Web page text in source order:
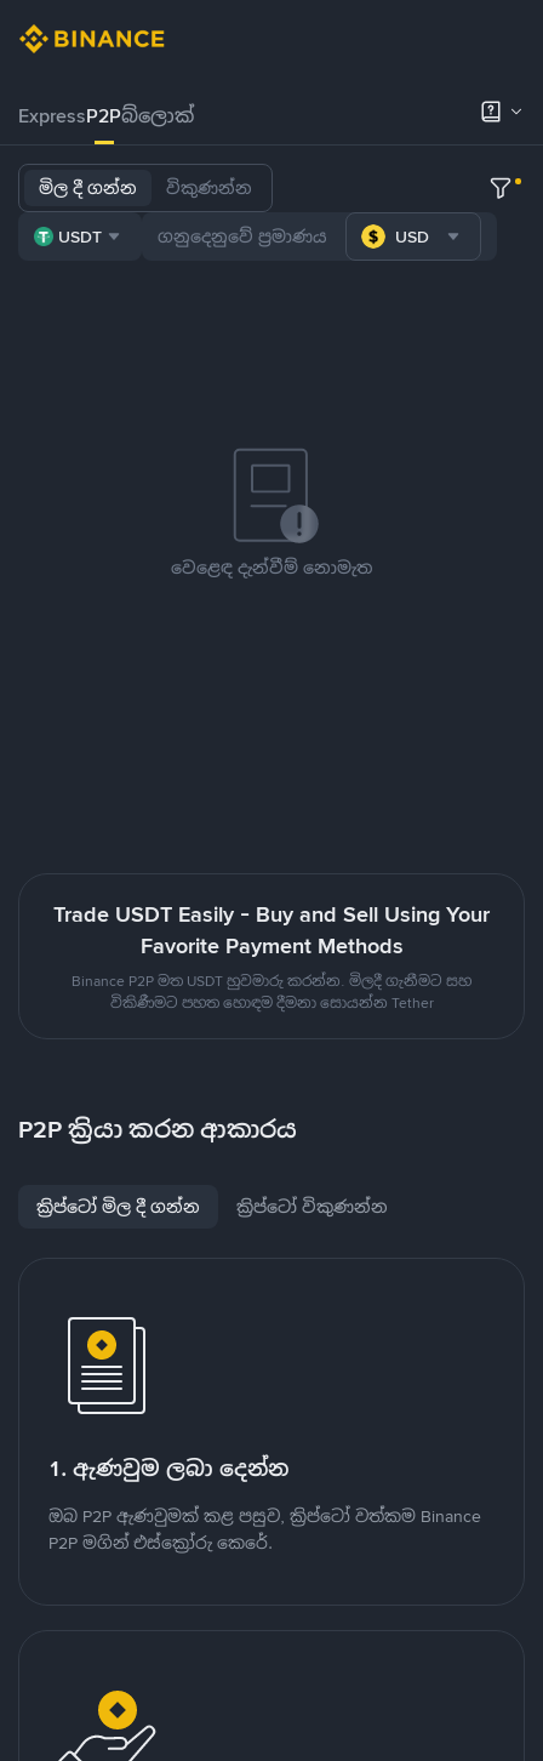
ExpressP2Pබ්ලොක්
මිල දී ගන්න විකුණන්න
USDT USD
වෙළෙඳ දැන්වීම් නොමැත
Trade USDT Easily - Buy and Sell Using Your
Favorite Payment Methods
Binance P2P මත USDT හුවමාරු කරන්න. මිලදී ගැනීමට සහ
විකිණීමට පහත හොඳම දීමනා සොයන්න Tether
P2P ක්‍රියා කරන ආකාරය
ක්‍රිප්ටෝ මිල දී ගන්න ක්‍රිප්ටෝ විකුණන්න
1. ඇණවුම ලබා දෙන්න
ඔබ P2P ඇණවුමක් කළ පසුව, ක්‍රිප්ටෝ වත්කම Binance
P2P මගින් එස්ක්‍රෝරු කෙරේ.